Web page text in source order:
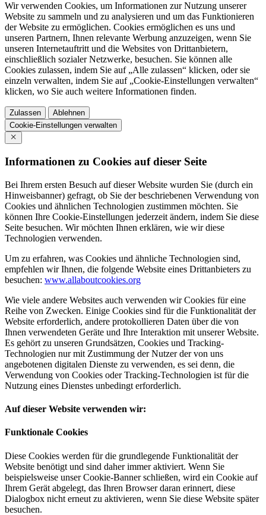
Wir verwenden Cookies, um Informationen zur Nutzung unserer
Website zu sammeln und zu analysieren und um das Funktionieren
der Website zu ermöglichen. Cookies ermöglichen es uns und
unseren Partnern, Ihnen relevante Werbung anzuzeigen, wenn Sie
unseren Internetauftritt und die Websites von Drittanbietern,
einschließlich sozialer Netzwerke, besuchen. Sie können alle
Cookies zulassen, indem Sie auf „Alle zulassen“ klicken, oder sie
einzeln verwalten, indem Sie auf „Cookie-Einstellungen verwalten“
klicken, wo Sie auch weitere Informationen finden.
Zulassen
Ablehnen
Cookie-Einstellungen verwalten
Informationen zu Cookies auf dieser Seite
Bei Ihrem ersten Besuch auf dieser Website wurden Sie (durch ein
Hinweisbanner) gefragt, ob Sie der beschriebenen Verwendung von
Cookies und ähnlichen Technologien zustimmen möchten. Sie
können Ihre Cookie-Einstellungen jederzeit ändern, indem Sie diese
Seite besuchen. Wir möchten Ihnen erklären, wie wir diese
Technologien verwenden.
Um zu erfahren, was Cookies und ähnliche Technologien sind,
empfehlen wir Ihnen, die folgende Website eines Drittanbieters zu
besuchen: www.allaboutcookies.org
Wie viele andere Websites auch verwenden wir Cookies für eine
Reihe von Zwecken. Einige Cookies sind für die Funktionalität der
Website erforderlich, andere protokollieren Daten über die von
Ihnen verwendeten Geräte und Ihre Interaktion mit unserer Website.
Es gehört zu unseren Grundsätzen, Cookies und Tracking-
Technologien nur mit Zustimmung der Nutzer der von uns
angebotenen digitalen Dienste zu verwenden, es sei denn, die
Verwendung von Cookies oder Tracking-Technologien ist für die
Nutzung eines Dienstes unbedingt erforderlich.
Auf dieser Website verwenden wir:
Funktionale Cookies
Diese Cookies werden für die grundlegende Funktionalität der
Website benötigt und sind daher immer aktiviert. Wenn Sie
beispielsweise unser Cookie-Banner schließen, wird ein Cookie auf
Ihrem Gerät abgelegt, das Ihren Browser daran erinnert, diese
Dialogbox nicht erneut zu aktivieren, wenn Sie diese Website später
besuchen.